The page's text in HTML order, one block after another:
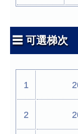
☰ 可選梯次
1
2